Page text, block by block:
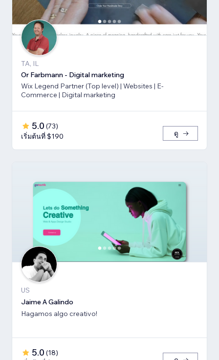
TA, IL
Or Farbmann - Digital marketing
Wix Legend Partner (Top level) | Websites | E-
Commerce | Digital marketing
5.0 (73)
เริ่มต้นที่ $190
ดู
US
Jaime A Galindo
Hagamos algo creativo!
5.0 (18)